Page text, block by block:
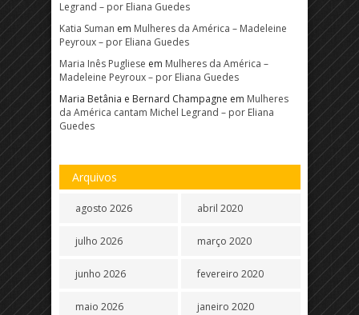
Legrand – por Eliana Guedes
Katia Suman em Mulheres da América – Madeleine
Peyroux – por Eliana Guedes
Maria Inês Pugliese em Mulheres da América –
Madeleine Peyroux – por Eliana Guedes
Maria Betânia e Bernard Champagne em Mulheres
da América cantam Michel Legrand – por Eliana
Guedes
Arquivos
agosto 2026
julho 2026
junho 2026
maio 2026
abril 2020
março 2020
fevereiro 2020
janeiro 2020